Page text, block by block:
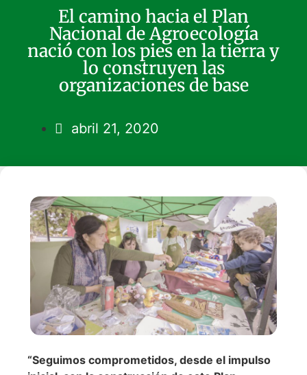
El camino hacia el Plan
Nacional de Agroecología
nació con los pies en la tierra y
lo construyen las
organizaciones de base
abril 21, 2020
“Seguimos comprometidos, desde el impulso